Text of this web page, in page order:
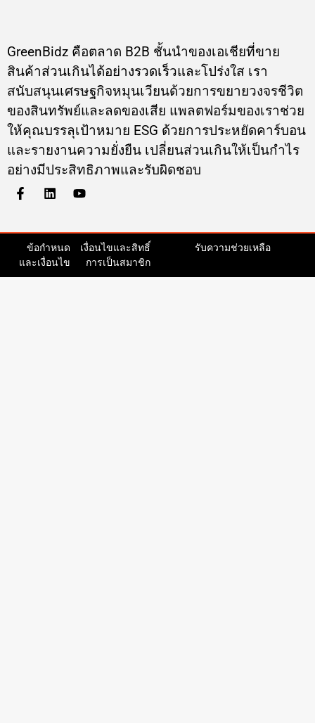
สินค้าส่วนเกินได้อย่างรวดเร็วและโปร่งใส เรา
สนับสนุนเศรษฐกิจหมุนเวียนด้วยการขยายวงจรชีวิต
ของสินทรัพย์และลดของเสีย แพลตฟอร์มของเราช่วย
ให้คุณบรรลุเป้าหมาย ESG ด้วยการประหยัดคาร์บอน
และรายงานความยั่งยืน เปลี่ยนส่วนเกินให้เป็นกำไร
อย่างมีประสิทธิภาพและรับผิดชอบ
และเงื่อนไข
การเป็นสมาชิก